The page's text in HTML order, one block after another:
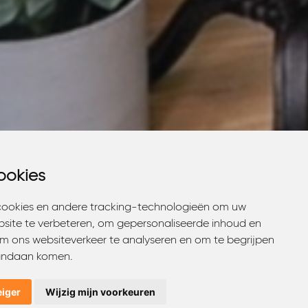
en andere tracking-technologieën om uw
te verbeteren, om gepersonaliseerde inhoud en
ons websiteverkeer te analyseren en om te begrijpen
komen.
Wijzig mijn voorkeuren
en andere tracking-technologieën om uw
te verbeteren, om gepersonaliseerde inhoud en
ons websiteverkeer te analyseren en om te begrijpen
komen.
Wijzig mijn voorkeuren